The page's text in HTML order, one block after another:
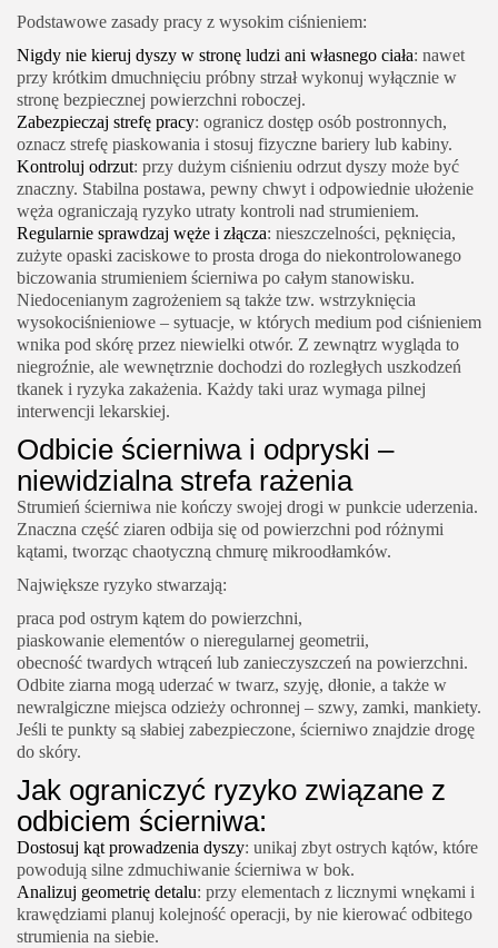
Podstawowe zasady pracy z wysokim ciśnieniem:
Nigdy nie kieruj dyszy w stronę ludzi ani własnego ciała: nawet
przy krótkim dmuchnięciu próbny strzał wykonuj wyłącznie w
stronę bezpiecznej powierzchni roboczej.
Zabezpieczaj strefę pracy: ogranicz dostęp osób postronnych,
oznacz strefę piaskowania i stosuj fizyczne bariery lub kabiny.
Kontroluj odrzut: przy dużym ciśnieniu odrzut dyszy może być
znaczny. Stabilna postawa, pewny chwyt i odpowiednie ułożenie
węża ograniczają ryzyko utraty kontroli nad strumieniem.
Regularnie sprawdzaj węże i złącza: nieszczelności, pęknięcia,
zużyte opaski zaciskowe to prosta droga do niekontrolowanego
biczowania strumieniem ścierniwa po całym stanowisku.
Niedocenianym zagrożeniem są także tzw. wstrzyknięcia
wysokociśnieniowe – sytuacje, w których medium pod ciśnieniem
wnika pod skórę przez niewielki otwór. Z zewnątrz wygląda to
niegroźnie, ale wewnętrznie dochodzi do rozległych uszkodzeń
tkanek i ryzyka zakażenia. Każdy taki uraz wymaga pilnej
interwencji lekarskiej.
Odbicie ścierniwa i odpryski –
niewidzialna strefa rażenia
Strumień ścierniwa nie kończy swojej drogi w punkcie uderzenia.
Znaczna część ziaren odbija się od powierzchni pod różnymi
kątami, tworząc chaotyczną chmurę mikroodłamków.
Największe ryzyko stwarzają:
praca pod ostrym kątem do powierzchni,
piaskowanie elementów o nieregularnej geometrii,
obecność twardych wtrąceń lub zanieczyszczeń na powierzchni.
Odbite ziarna mogą uderzać w twarz, szyję, dłonie, a także w
newralgiczne miejsca odzieży ochronnej – szwy, zamki, mankiety.
Jeśli te punkty są słabiej zabezpieczone, ścierniwo znajdzie drogę
do skóry.
Jak ograniczyć ryzyko związane z
odbiciem ścierniwa:
Dostosuj kąt prowadzenia dyszy: unikaj zbyt ostrych kątów, które
powodują silne zdmuchiwanie ścierniwa w bok.
Analizuj geometrię detalu: przy elementach z licznymi wnękami i
krawędziami planuj kolejność operacji, by nie kierować odbitego
strumienia na siebie.